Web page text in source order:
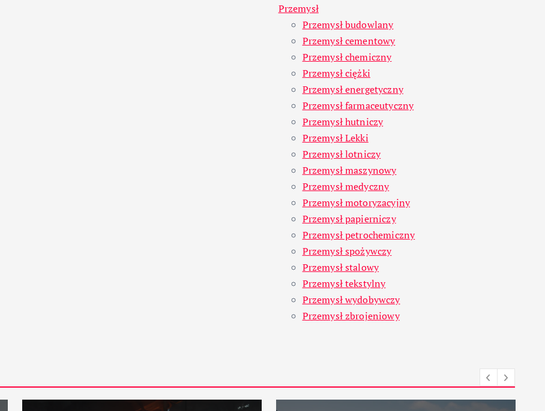
Przemysł
Przemysł budowlany
Przemysł cementowy
Przemysł chemiczny
Przemysł ciężki
Przemysł energetyczny
Przemysł farmaceutyczny
Przemysł hutniczy
Przemysł Lekki
Przemysł lotniczy
Przemysł maszynowy
Przemysł medyczny
Przemysł motoryzacyjny
Przemysł papierniczy
Przemysł petrochemiczny
Przemysł spożywczy
Przemysł stalowy
Przemysł tekstylny
Przemysł wydobywczy
Przemysł zbrojeniowy